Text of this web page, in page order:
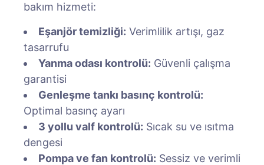
bakım hizmeti:
Eşanjör temizliği: Verimlilik artışı, gaz
tasarrufu
Yanma odası kontrolü: Güvenli çalışma
garantisi
Genleşme tankı basınç kontrolü:
Optimal basınç ayarı
3 yollu valf kontrolü: Sıcak su ve ısıtma
dengesi
Pompa ve fan kontrolü: Sessiz ve verimli